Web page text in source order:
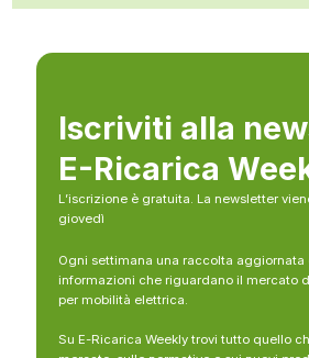
Iscriviti alla
E-Ricarica
L’iscrizione è gratuita. La newsletter
giovedì
Ogni settimana una raccolta aggiornata
informazioni che riguardano il mercato
per mobilità elettrica.
Su E-Ricarica Weekly trovi tutto quello